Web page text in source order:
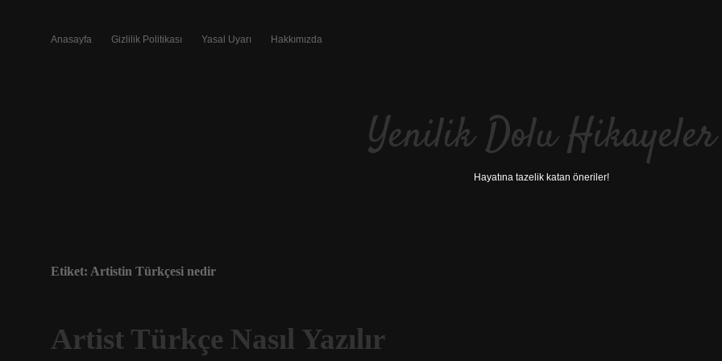
Anasayfa Gizlilik Politikası Yasal Uyarı Hakkımızda
Yenilik Dolu Hikayeler
Hayatına tazelik katan öneriler!
Etiket: Artistin Türkçesi nedir
Artist Türkçe Nasıl Yazılır